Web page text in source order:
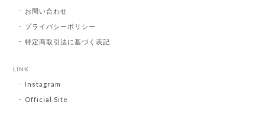
お問い合わせ
プライバシーポリシー
特定商取引法に基づく表記
LINK
Instagram
Official Site